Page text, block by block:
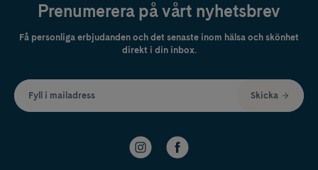
nämligen väldigt trivsamt för svamp att frodas i.
Prenumerera på vårt nyhetsbrev
Få personliga erbjudanden och det senaste inom hälsa och skönhet
direkt i din inbox.
Fyll i mailadress Skicka